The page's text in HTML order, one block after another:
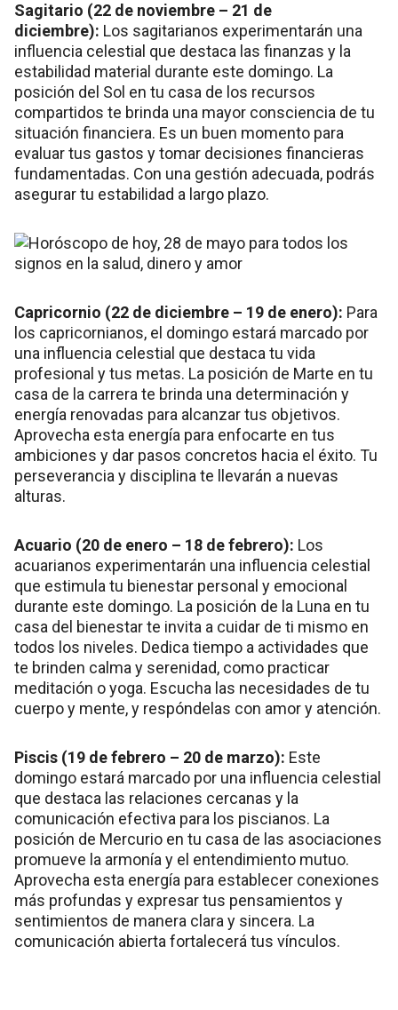
Sagitario (22 de noviembre – 21 de
diciembre): Los sagitarianos experimentarán una
influencia celestial que destaca las finanzas y la
estabilidad material durante este domingo. La
posición del Sol en tu casa de los recursos
compartidos te brinda una mayor consciencia de tu
situación financiera. Es un buen momento para
evaluar tus gastos y tomar decisiones financieras
fundamentadas. Con una gestión adecuada, podrás
asegurar tu estabilidad a largo plazo.
Capricornio (22 de diciembre – 19 de enero): Para
los capricornianos, el domingo estará marcado por
una influencia celestial que destaca tu vida
profesional y tus metas. La posición de Marte en tu
casa de la carrera te brinda una determinación y
energía renovadas para alcanzar tus objetivos.
Aprovecha esta energía para enfocarte en tus
ambiciones y dar pasos concretos hacia el éxito. Tu
perseverancia y disciplina te llevarán a nuevas
alturas.
Acuario (20 de enero – 18 de febrero): Los
acuarianos experimentarán una influencia celestial
que estimula tu bienestar personal y emocional
durante este domingo. La posición de la Luna en tu
casa del bienestar te invita a cuidar de ti mismo en
todos los niveles. Dedica tiempo a actividades que
te brinden calma y serenidad, como practicar
meditación o yoga. Escucha las necesidades de tu
cuerpo y mente, y respóndelas con amor y atención.
Piscis (19 de febrero – 20 de marzo): Este
domingo estará marcado por una influencia celestial
que destaca las relaciones cercanas y la
comunicación efectiva para los piscianos. La
posición de Mercurio en tu casa de las asociaciones
promueve la armonía y el entendimiento mutuo.
Aprovecha esta energía para establecer conexiones
más profundas y expresar tus pensamientos y
sentimientos de manera clara y sincera. La
comunicación abierta fortalecerá tus vínculos.